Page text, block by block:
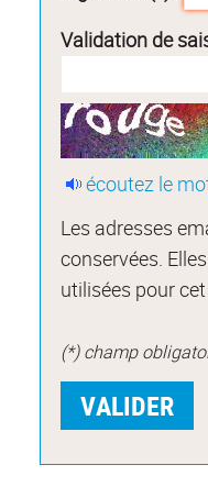
Validation de
écoutez le
Les adresses
conservées.
utilisées pour
(*) champ